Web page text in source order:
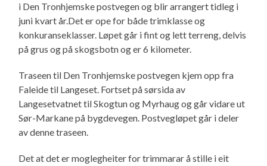
i Den Tronhjemske postvegen og blir arrangert tidleg i
juni kvart år.Det er ope for både trimklasse og
konkuranseklasser. Løpet går i fint og lett terreng, delvis
på grus og på skogsbotn og er 6 kilometer.
Traseen til Den Tronhjemske postvegen kjem opp fra
Faleide til Langeset. Fortset på sørsida av
Langesetvatnet til Skogtun og Myrhaug og går vidare ut
Sør-Markane på bygdevegen. Postvegløpet går i deler
av denne traseen.
Det at det er moglegheiter for trimmarar å stille i eit